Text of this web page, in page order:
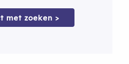
met zoeken >